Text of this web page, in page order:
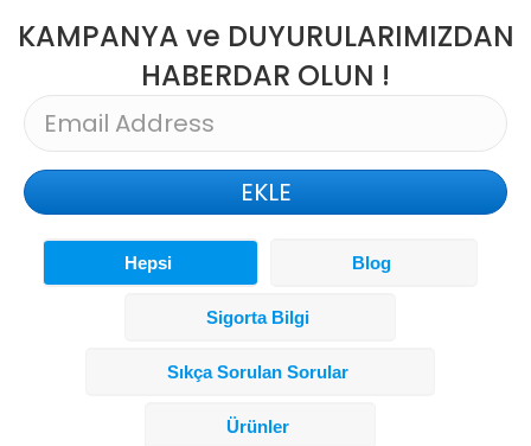
KAMPANYA ve DUYURULARIMIZDAN
HABERDAR OLUN !
EKLE
Hepsi Blog
Sigorta Bilgi
Sıkça Sorulan Sorular
Ürünler